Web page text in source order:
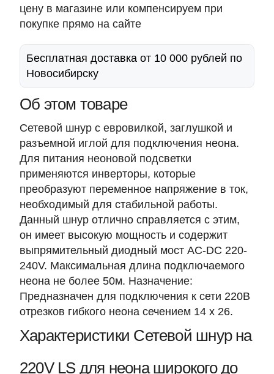
цену в магазине или компенсируем при
покупке прямо на сайте
Бесплатная доставка от 10 000 рублей по
Новосибирску
Об этом товаре
Сетевой шнур с евровилкой, заглушкой и
разъемной иглой для подключения неона.
Для питания неоновой подсветки
применяются инверторы, которые
преобразуют переменное напряжение в ток,
необходимый для стабильной работы.
Данный шнур отлично справляется с этим,
он имеет высокую мощность и содержит
выпрямительный диодный мост AC-DC 220-
240V. Максимальная длина подключаемого
неона не более 50м. Назначение:
Предназначен для подключения к сети 220В
отрезков гибкого неона сечением 14 x 26.
Характеристики Сетевой шнур на
220V LS для неона широкого до